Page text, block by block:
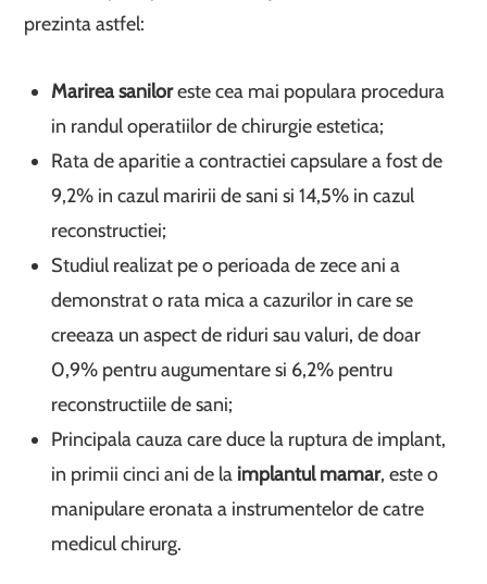
prezinta astfel:
Marirea saniloreste cea mai populara procedura
in randul operatiilor de chirurgie estetica;
Rata de aparitie a contractiei capsulare a fost de
9,2% in cazul maririi de sani si 14,5% in cazul
reconstructiei;
Studiul realizat pe o perioada de zece ani a
demonstrat o rata mica a cazurilor in care se
creeaza un aspect de riduri sau valuri, de doar
0,9% pentru augumentare si 6,2% pentru
reconstructiile de sani;
Principala cauza care duce la ruptura de implant,
in primii cinci ani de la implantul mamar, este o
manipulare eronata a instrumentelor de catre
medicul chirurg.